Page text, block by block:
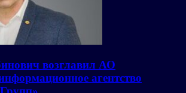
возглавил АО
агентство